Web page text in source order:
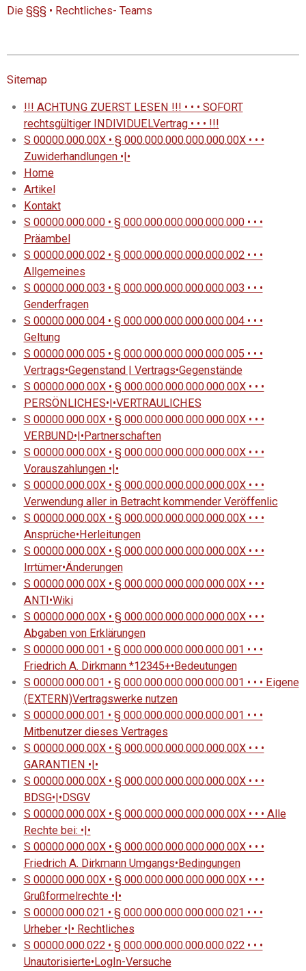
Die §§§ • Rechtliches- Teams
Sitemap
!!! ACHTUNG ZUERST LESEN !!! • • • SOFORT
rechtsgültiger INDIVIDUELVertrag • • • !!!
S 00000.000.00X • § 000.000.000.000.000.00X • • •
Zuwiderhandlungen •|•
Home
Artikel
Kontakt
S 00000.000.000 • § 000.000.000.000.000.000 • • •
Präambel
S 00000.000.002 • § 000.000.000.000.000.002 • • •
Allgemeines
S 00000.000.003 • § 000.000.000.000.000.003 • • •
Genderfragen
S 00000.000.004 • § 000.000.000.000.000.004 • • •
Geltung
S 00000.000.005 • § 000.000.000.000.000.005 • • •
Vertrags•Gegenstand | Vertrags•Gegenstände
S 00000.000.00X • § 000.000.000.000.000.00X • • •
PERSÖNLICHES•|•VERTRAULICHES
S 00000.000.00X • § 000.000.000.000.000.00X • • •
VERBUND•|•Partnerschaften
S 00000.000.00X • § 000.000.000.000.000.00X • • •
Vorauszahlungen •|•
S 00000.000.00X • § 000.000.000.000.000.00X • • •
Verwendung aller in Betracht kommender Veröffenlic
S 00000.000.00X • § 000.000.000.000.000.00X • • •
Ansprüche•Herleitungen
S 00000.000.00X • § 000.000.000.000.000.00X • • •
Irrtümer•Änderungen
S 00000.000.00X • § 000.000.000.000.000.00X • • •
ANTI•Wiki
S 00000.000.00X • § 000.000.000.000.000.00X • • •
Abgaben von Erklärungen
S 00000.000.001 • § 000.000.000.000.000.001 • • •
Friedrich A. Dirkmann *12345+•Bedeutungen
S 00000.000.001 • § 000.000.000.000.000.001 • • • Eigene
(EXTERN)Vertragswerke nutzen
S 00000.000.001 • § 000.000.000.000.000.001 • • •
Mitbenutzer dieses Vertrages
S 00000.000.00X • § 000.000.000.000.000.00X • • •
GARANTIEN •|•
S 00000.000.00X • § 000.000.000.000.000.00X • • •
BDSG•|•DSGV
S 00000.000.00X • § 000.000.000.000.000.00X • • • Alle
Rechte bei: •|•
S 00000.000.00X • § 000.000.000.000.000.00X • • •
Friedrich A. Dirkmann Umgangs•Bedingungen
S 00000.000.00X • § 000.000.000.000.000.00X • • •
Grußformelrechte •|•
S 00000.000.021 • § 000.000.000.000.000.021 • • •
Urheber •|• Rechtliches
S 00000.000.022 • § 000.000.000.000.000.022 • • •
Unautorisierte•LogIn-Versuche